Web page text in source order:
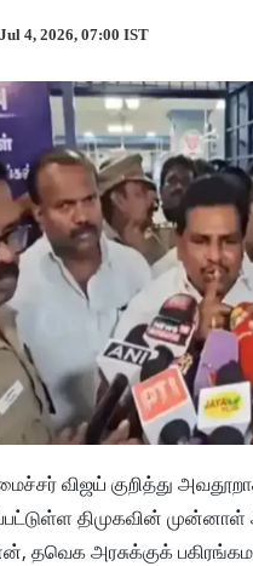
Jul 4, 2026, 07:00 IST
விஜய் குறித்து
திமுகவின்
தவெக அரசுக்குக்